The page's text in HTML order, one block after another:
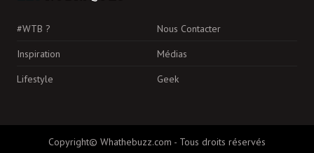
#WTB ?
Nous Contacter
Inspiration
Médias
Lifestyle
Geek
Copyright© Whathebuzz.com - Tous droits réservés